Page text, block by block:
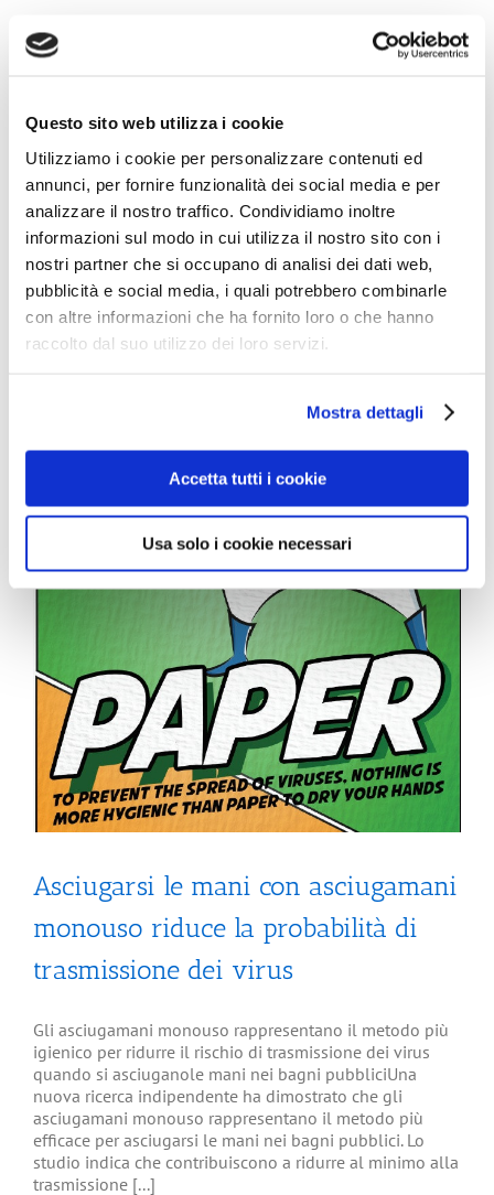
Questo sito web utilizza i cookie
Utilizziamo i cookie per personalizzare contenuti ed
annunci, per fornire funzionalità dei social media e per
analizzare il nostro traffico. Condividiamo inoltre
informazioni sul modo in cui utilizza il nostro sito con i
nostri partner che si occupano di analisi dei dati web,
pubblicità e social media, i quali potrebbero combinarle
con altre informazioni che ha fornito loro o che hanno
raccolto dal suo utilizzo dei loro servizi.
Mostra dettagli
Accetta tutti i cookie
Usa solo i cookie necessari
I risultati avranno risvolti importanti per la riduzione del
rischio di infezione tra persone diverse nei bagni degli
batterica sensibilmente inferiore se dotati di
asciugamani in carta per le mani anziché di asciugamani
a getto d’aria. Lo studio, condotto [...]
Asciugarsi le mani con asciugamani
monouso riduce la probabilità di
trasmissione dei virus
Gli asciugamani monouso rappresentano il metodo più
igienico per ridurre il rischio di trasmissione dei virus
quando si asciuganole mani nei bagni pubbliciUna
nuova ricerca indipendente ha dimostrato che gli
asciugamani monouso rappresentano il metodo più
efficace per asciugarsi le mani nei bagni pubblici. Lo
studio indica che contribuiscono a ridurre al minimo alla
trasmissione [...]